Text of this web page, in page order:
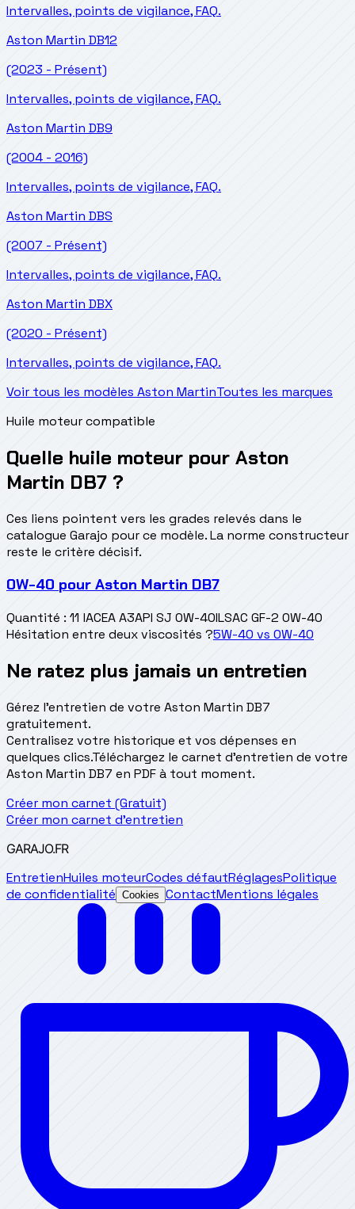
Intervalles, points de vigilance, FAQ.
Aston Martin DB12
(2023 - Présent)
Intervalles, points de vigilance, FAQ.
Aston Martin DB9
(2004 - 2016)
Intervalles, points de vigilance, FAQ.
Aston Martin DBS
(2007 - Présent)
Intervalles, points de vigilance, FAQ.
Aston Martin DBX
(2020 - Présent)
Intervalles, points de vigilance, FAQ.
Voir tous les modèles Aston MartinToutes les marques
Huile moteur compatible
Quelle huile moteur pour Aston
Martin DB7 ?
Ces liens pointent vers les grades relevés dans le
catalogue Garajo pour ce modèle. La norme constructeur
reste le critère décisif.
0W-40 pour Aston Martin DB7
Quantité : 11 lACEA A3API SJ 0W-40ILSAC GF-2 0W-40
Hésitation entre deux viscosités ?5W-40 vs 0W-40
Ne ratez plus jamais un entretien
Gérez l'entretien de votre Aston Martin DB7
gratuitement.
Centralisez votre historique et vos dépenses en
quelques clics.Téléchargez le carnet d'entretien de votre
Aston Martin DB7 en PDF à tout moment.
Créer mon carnet (Gratuit)
Créer mon carnet d'entretien
GARAJO.FR
EntretienHuiles moteurCodes défautRéglagesPolitique
de confidentialité Cookies ContactMentions légales